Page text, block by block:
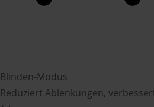
Blinden-Modus
Reduziert Ablenkungen,